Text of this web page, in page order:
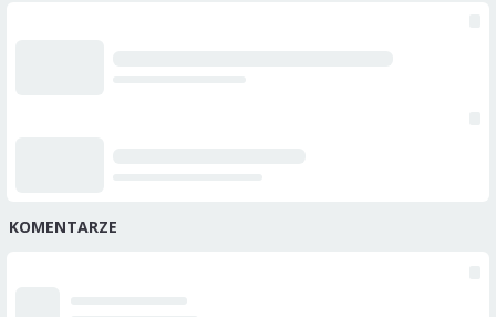
KOMENTARZE